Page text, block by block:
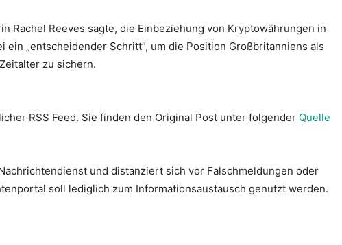
Rachel Reeves sagte, die Einbeziehung von Kryptowährungen in
ein „entscheidender Schritt”, um die Position Großbritanniens als
zu sichern.
RSS Feed. Sie finden den Original Post unter folgender Quelle
und distanziert sich vor Falschmeldungen oder
soll lediglich zum Informationsaustausch genutzt werden.